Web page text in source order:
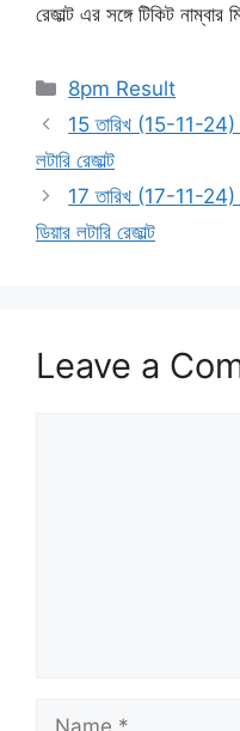
রেজাল্ট এর সঙ্গে টিকিট নাম্বার
Categories
8pm Result
15 তারিখ (15-11-24)
লটারি রেজাল্ট
17 তারিখ (17-11-24)
ডিয়ার লটারি রেজাল্ট
Leave a